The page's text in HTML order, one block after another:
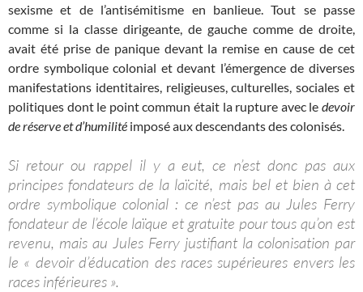
sexisme et de l’antisémitisme en banlieue. Tout se passe
comme si la classe dirigeante, de gauche comme de droite,
avait été prise de panique devant la remise en cause de cet
ordre symbolique colonial et devant l’émergence de diverses
manifestations identitaires, religieuses, culturelles, sociales et
politiques dont le point commun était la rupture avec le devoir
de réserve et d’humilité imposé aux descendants des colonisés.
Si retour ou rappel il y a eut, ce n’est donc pas aux
principes fondateurs de la laïcité, mais bel et bien à cet
ordre symbolique colonial : ce n’est pas au Jules Ferry
fondateur de l’école laïque et gratuite pour tous qu’on est
revenu, mais au Jules Ferry justifiant la colonisation par
le « devoir d’éducation des races supérieures envers les
races inférieures ».